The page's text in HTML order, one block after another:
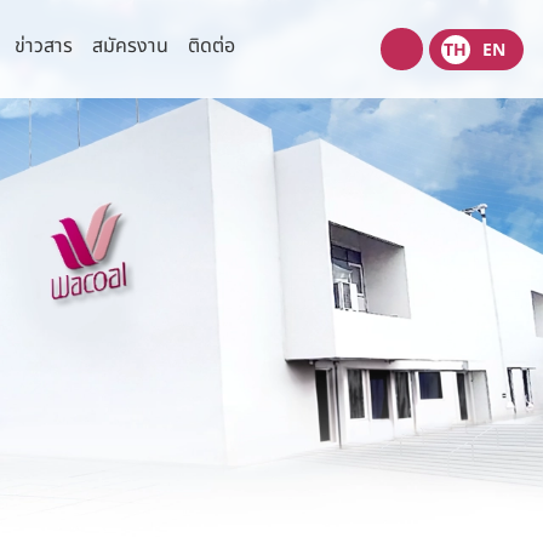
ข่าวสารเพื่อนักลงทุน
ข้อมูลแจ้งตลาดหลักทรัพย์
ข่าวนักลงทุนสัมพันธ์
ปฎิทินกิจกรรมนักลงทุน
เว็บไซต์ที่เกี่ยวข้อง
วามเสี่ยง
นุษยชน
ตัว
ลอดภัยของข้อมูลและระบบ
รตลาด
ข่าวสาร สมัครงาน ติดต่อ
Wacoal
shop
TH EN